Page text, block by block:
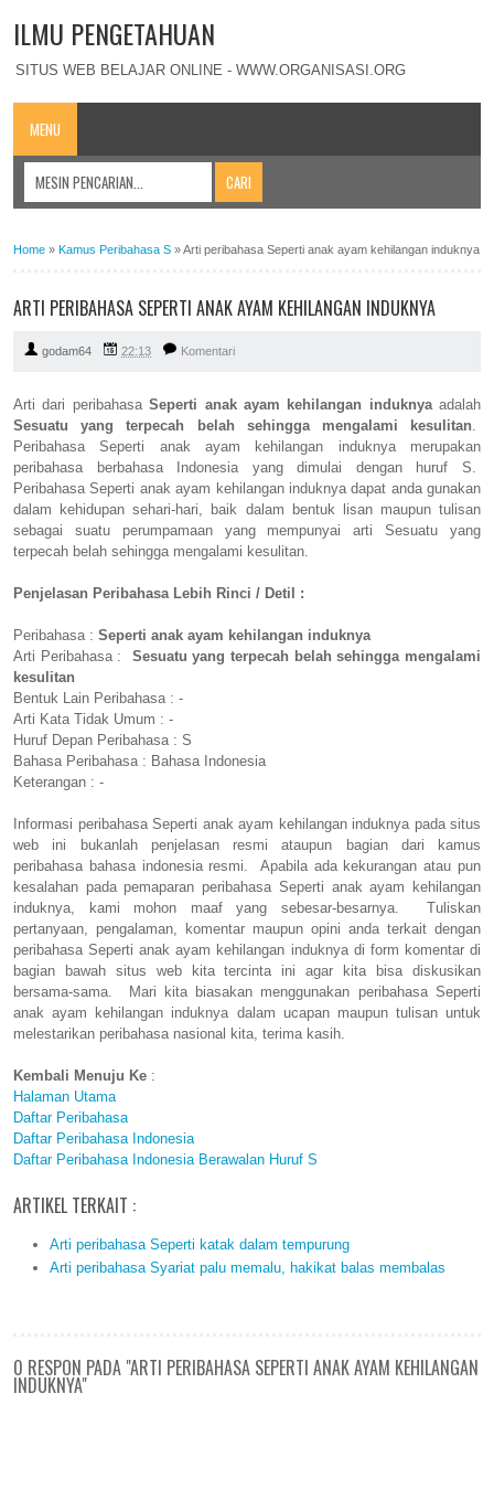
ILMU PENGETAHUAN
SITUS WEB BELAJAR ONLINE - WWW.ORGANISASI.ORG
MENU
Home » Kamus Peribahasa S »Arti peribahasa Seperti anak ayam kehilangan induknya
ARTI PERIBAHASA SEPERTI ANAK AYAM KEHILANGAN INDUKNYA
godam64 22:13 Komentari
Arti dari peribahasaSeperti anak ayam kehilangan induknyaadalah
Sesuatu yang terpecah belah sehingga mengalami kesulitan.
Peribahasa Seperti anak ayam kehilangan induknya merupakan
peribahasa berbahasa Indonesia yang dimulai dengan huruf S.
Peribahasa Seperti anak ayam kehilangan induknya dapat anda gunakan
dalam kehidupan sehari-hari, baik dalam bentuk lisan maupun tulisan
sebagai suatu perumpamaan yang mempunyai arti Sesuatu yang
terpecah belah sehingga mengalami kesulitan.
Penjelasan Peribahasa Lebih Rinci / Detil :
Peribahasa : Seperti anak ayam kehilangan induknya
Arti Peribahasa : Sesuatu yang terpecah belah sehingga mengalami
kesulitan
Bentuk Lain Peribahasa : -
Arti Kata Tidak Umum : -
Huruf Depan Peribahasa : S
Bahasa Peribahasa : Bahasa Indonesia
Keterangan : -
Informasi peribahasa Seperti anak ayam kehilangan induknya pada situs
web ini bukanlah penjelasan resmi ataupun bagian dari kamus
peribahasa bahasa indonesia resmi. Apabila ada kekurangan atau pun
kesalahan pada pemaparan peribahasa Seperti anak ayam kehilangan
induknya, kami mohon maaf yang sebesar-besarnya. Tuliskan
pertanyaan, pengalaman, komentar maupun opini anda terkait dengan
peribahasa Seperti anak ayam kehilangan induknya di form komentar di
bagian bawah situs web kita tercinta ini agar kita bisa diskusikan
bersama-sama. Mari kita biasakan menggunakan peribahasa Seperti
anak ayam kehilangan induknya dalam ucapan maupun tulisan untuk
melestarikan peribahasa nasional kita, terima kasih.
Kembali Menuju Ke :
Halaman Utama
Daftar Peribahasa
Daftar Peribahasa Indonesia
Daftar Peribahasa Indonesia Berawalan Huruf S
ARTIKEL TERKAIT :
Arti peribahasa Seperti katak dalam tempurung
Arti peribahasa Syariat palu memalu, hakikat balas membalas
0 RESPON PADA "ARTI PERIBAHASA SEPERTI ANAK AYAM KEHILANGAN
INDUKNYA"